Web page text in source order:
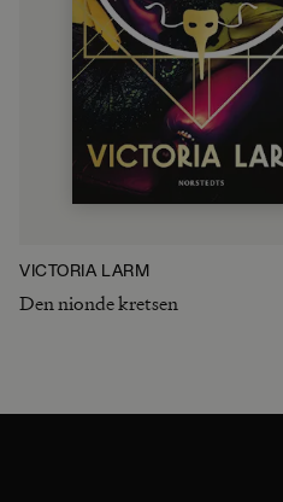
VICTORIA LARM
Den nionde kretsen